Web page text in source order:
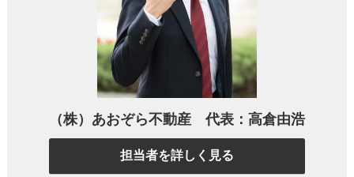
すいと言われています。
ですが、内覧者にとって購入した後の生活イメージが湧き
やすい家具や家電の配置にする等、工夫次第で「住みなが
とも可能です。
（株）あおぞら不動産 代表：高倉由浩
担当者を詳しく見る